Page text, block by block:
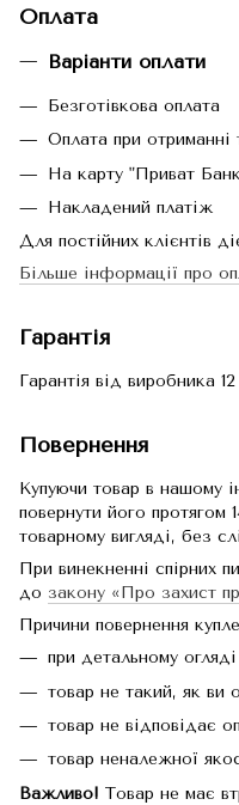
Оплата
Варіанти оплати
Безготівкова оплата
Оплата при отриманні
На карту "Приват
Накладений платіж
Для постійних клієнтів
Більше інформації про
Гарантія
Гарантія від виробника 12
Повернення
Купуючи товар в нашому
повернути його протягом
товарному вигляді, без
При винекненні спірних
до закону «Про захист
Причини повернення
при детальному
товар не такий, як ви
товар не відповідає
товар неналежної
Важливо! Товар не має